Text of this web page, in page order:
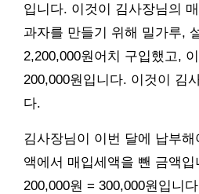
입니다. 이것이 김사장님의
과자를 만들기 위해 밀가루,
2,200,000원어치 구입했고,
200,000원입니다. 이것이 김
다.
김사장님이 이번 달에 납부
액에서 매입세액을 뺀 금액
200,000원 = 300,000원입니